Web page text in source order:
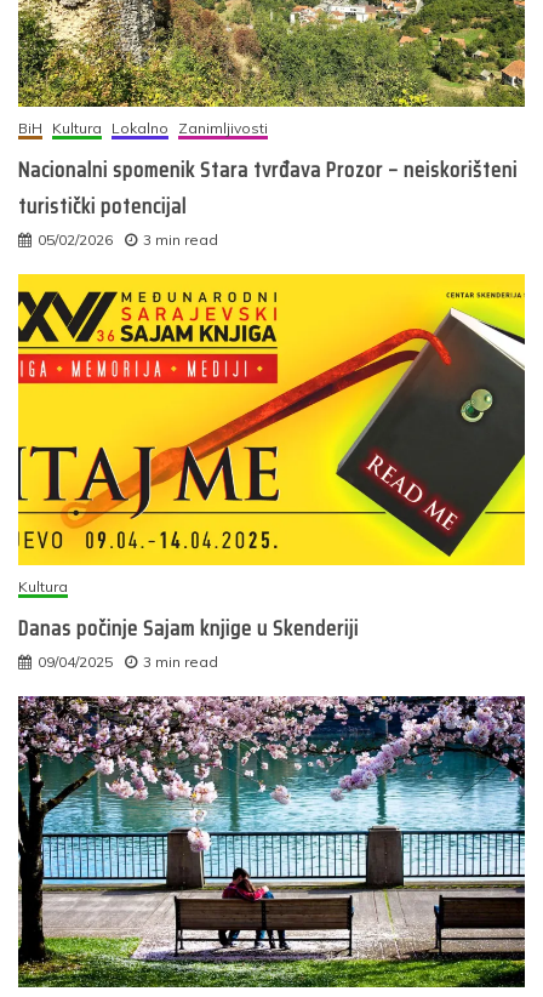
BiH Kultura Lokalno Zanimljivosti
Nacionalni spomenik Stara tvrđava Prozor – neiskorišteni
turistički potencijal
05/02/2026 3 min read
Kultura
Danas počinje Sajam knjige u Skenderiji
09/04/2025 3 min read